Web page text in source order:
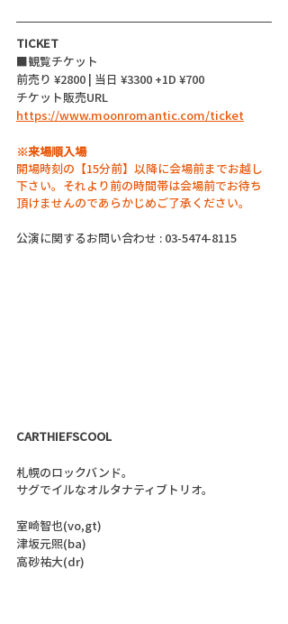
TICKET
■観覧チケット
前売り ¥2800 | 当日 ¥3300 +1D ¥700
チケット販売URL
https://www.moonromantic.com/ticket
※来場順入場
開場時刻の【15分前】以降に会場前までお越し
下さい。それより前の時間帯は会場前でお待ち
頂けませんのであらかじめご了承ください。
公演に関するお問い合わせ : 03-5474-8115
CARTHIEFSCOOL
札幌のロックバンド。
サグでイルなオルタナティブトリオ。
室崎智也(vo,gt)
津坂元煕(ba)
高砂祐大(dr)